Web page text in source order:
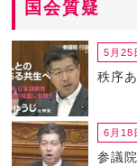
国会質疑
5月25
秩序
6月18
参議